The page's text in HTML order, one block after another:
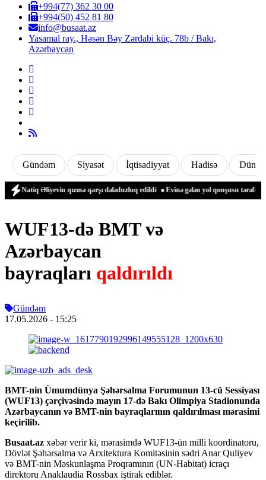
+994(77) 362 30 00
+994(50) 452 81 80
info@busaat.az
Yasamal ray., Həsən Bəy Zərdabi küç. 78b / Bakı,
Azərbaycan
Gündəm Siyasət İqtisadiyyat Hadisə Dünya
Əliyevin qızına qarşı dələduzluq edildi Evinə gələn yol qonşusu tərəfindən
WUF13-də BMT və
Azərbaycan
bayraqları qaldırıldı
Gündəm
17.05.2026 - 15:25
BMT-nin Ümumdünya Şəhərsalma Forumunun 13-cü Sessiyası
(WUF13) çərçivəsində mayın 17-də Bakı Olimpiya Stadionunda
Azərbaycanın və BMT-nin bayraqlarının qaldırılması mərasimi
keçirilib.
Busaat.az xəbər verir ki, mərasimdə WUF13-ün milli koordinatoru,
Dövlət Şəhərsalma və Arxitektura Komitəsinin sədri Anar Quliyev
və BMT-nin Məskunlaşma Proqramının (UN-Habitat) icraçı
direktoru Anaklaudia Rossbax iştirak ediblər.